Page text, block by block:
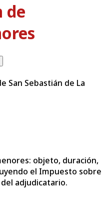
de
San Sebastián de La
objeto, duración,
el Impuesto sobre
adjudicatario.